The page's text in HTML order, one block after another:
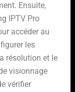
Ensuite,
IPTV Pro
accéder au
les
résolution et le
visionnage
vérifier